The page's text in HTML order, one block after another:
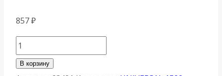
857₽
Количество
товара
В корзину